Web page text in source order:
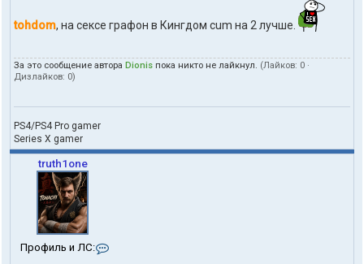
tohdom, на сексе графон в Кингдом cum на 2 лучше.
За это сообщение автора Dionis пока никто не лайкнул. (Лайков: 0 ·
Дизлайков: 0)
PS4/PS4 Pro gamer
Series X gamer
truth1one
Профиль и ЛС: